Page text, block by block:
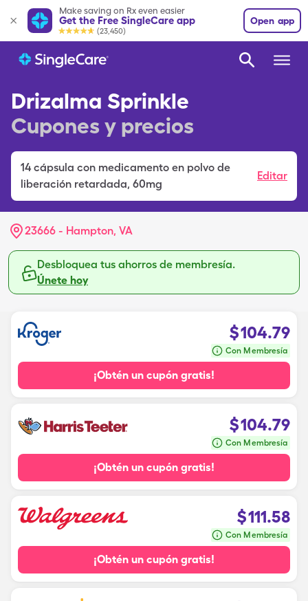
Make saving on Rx even easier
Get the Free SingleCare app
(23,450)
Open app
Drizalma Sprinkle
Cupones y precios
14 cápsula con medicamento en polvo de
liberación retardada, 60mg
Editar
23666 - Hampton, VA
Desbloquea tus ahorros de membresía.
Únete hoy
$104.79
Con Membresía
¡Obtén un cupón gratis!
$104.79
Con Membresía
¡Obtén un cupón gratis!
$111.58
Con Membresía
¡Obtén un cupón gratis!